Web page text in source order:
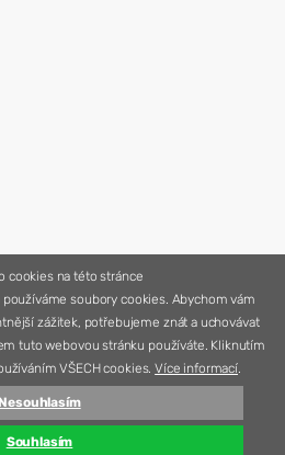
cookies na této stránce
soubory cookies. Abychom vám
zážitek, potřebujeme znát a uchovávat
tuto webovou stránku používáte. Kliknutím
VŠECH cookies.Více informací.
Nesouhlasím
Souhlasím